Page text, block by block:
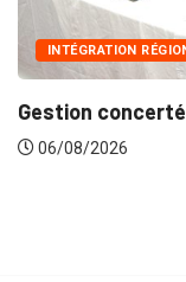
INTÉGRATION
Gestion
06/08/2026